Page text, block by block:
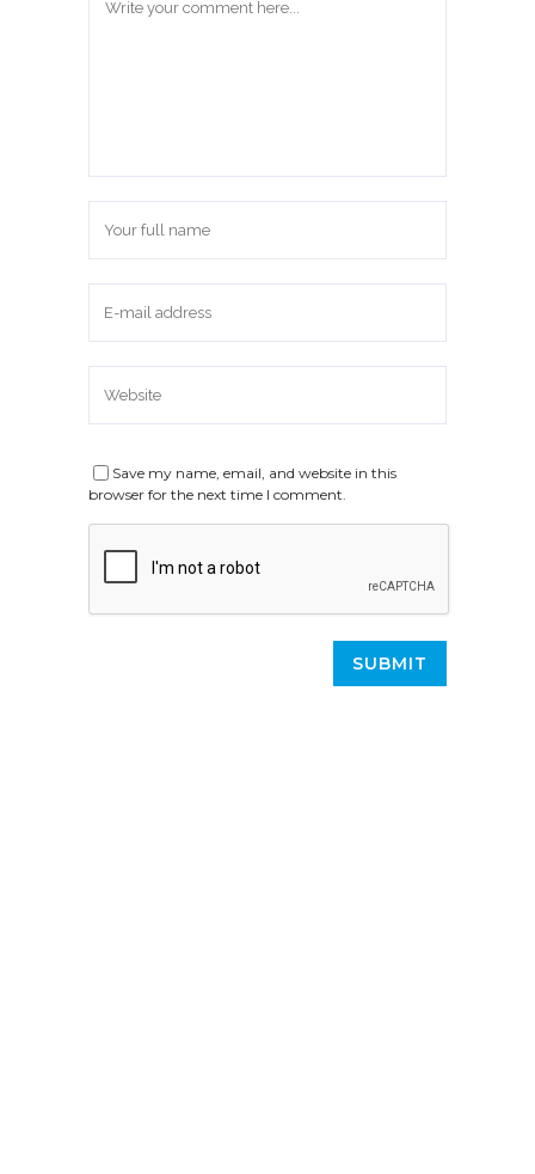
Save my name, email, and website in this
browser for the next time I comment.